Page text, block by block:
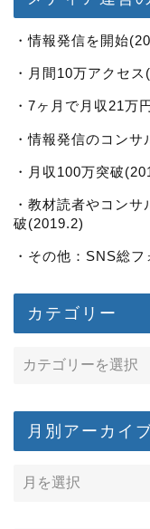
・情報発信を開始
・月間10万アクセ
・7ヶ月で月収21万
・情報発信のコン
・月収100万突破
・教材読者やコン
破(2019.2)
・その他：SNS総
カテゴリー
月別アーカイブ